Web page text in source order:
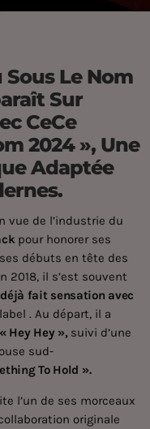
Le Nom
Sur
CeCe
2024 », Une
Adaptée
vue de l’industrie du
pour honorer ses
débuts en tête des
2018, il s’est souvent
fait sensation avec
. Au départ, il a
« Hey Hey »,suivi d’une
sud-
To Hold ».
l’un de ses morceaux
originale